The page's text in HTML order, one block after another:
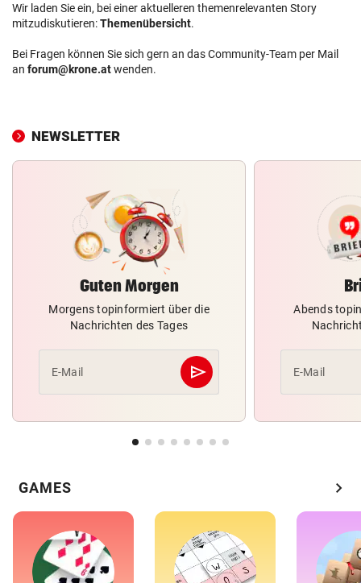
Wir laden Sie ein, bei einer aktuelleren themenrelevanten Story
mitzudiskutieren:Themenübersicht.
Bei Fragen können Sie sich gern an das Community-Team per Mail
an forum@krone.atwenden.
NEWSLETTER
Guten Morgen
Morgens topinformiert über die
Nachrichten des Tages
E-Mail send
Abschicken
Abends
E-Mail
GAMES chevron_right